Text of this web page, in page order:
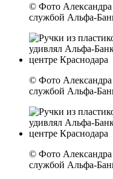
© Фото Александра
службой Альфа-
© Фото Александра
службой Альфа-
© Фото Александра
службой Альфа-